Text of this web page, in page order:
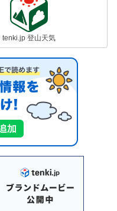
tenki.jp 登山天気